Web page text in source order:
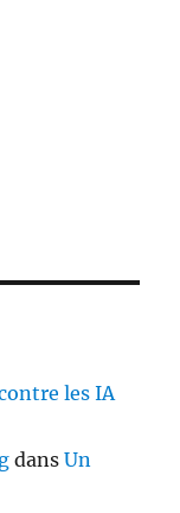
les IA
dansUn